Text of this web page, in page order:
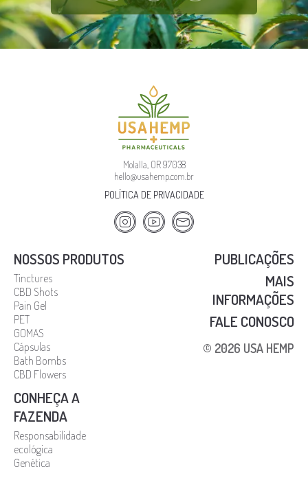
NOSSOS PRODUTOS
Tinctures
CBD Shots
Pain Gel
PET
GOMAS
Cápsulas
Bath Bombs
CBD Flowers
CONHEÇA A
FAZENDA
Responsabilidade
ecológica
Genética
Molalla, OR 97038
hello@usahemp.com.br
POLÍTICA DE PRIVACIDADE
PUBLICAÇÕES
MAIS
INFORMAÇÕES
FALE CONOSCO
© 2026 USA HEMP